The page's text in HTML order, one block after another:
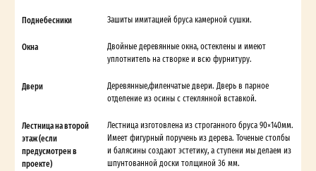
Поднебесники Зашиты имитацией бруса камерной сушки.
Окна
Двойные деревянные окна, остеклены и имеют
уплотнитель на створке и всю фурнитуру.
Двери
Деревянные,филенчатые двери. Дверь в парное
отделение из осины с стеклянной вставкой.
Лестница на второй
этаж (если
предусмотрен в
проекте)
Лестница изготовлена из строганного бруса 90×140мм.
Имеет фигурный поручень из дерева. Точеные столбы
и балясины создают эстетику, а ступени мы делаем из
шпунтованной доски толщиной 36 мм.